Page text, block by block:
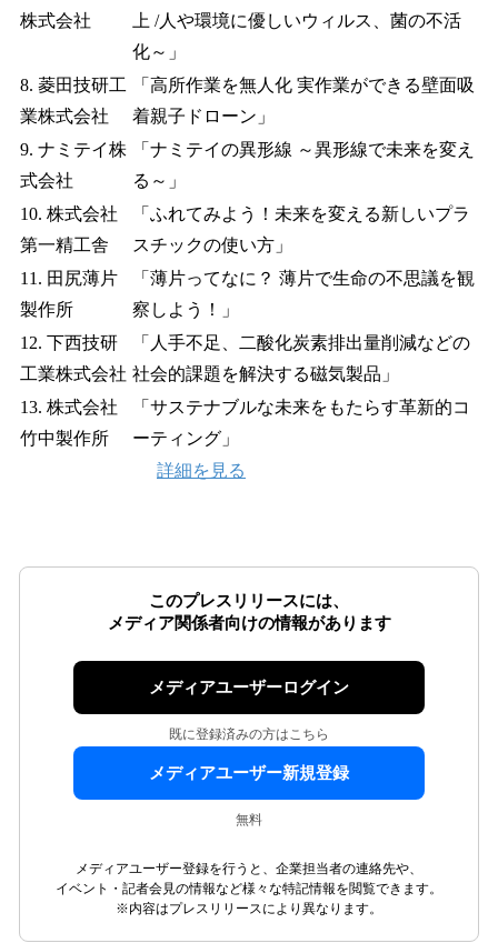
株式会社
上 /人や環境に優しいウィルス、菌の不活
化～」
8. 菱田技研工
業株式会社
「高所作業を無人化 実作業ができる壁面吸
着親子ドローン」
9. ナミテイ株
式会社
「ナミテイの異形線 ～異形線で未来を変え
る～」
10. 株式会社
第一精工舎
「ふれてみよう！未来を変える新しいプラ
スチックの使い方」
11. 田尻薄片
製作所
「薄片ってなに？ 薄片で生命の不思議を観
察しよう！」
12. 下西技研
工業株式会社
「人手不足、二酸化炭素排出量削減などの
社会的課題を解決する磁気製品」
13. 株式会社
竹中製作所
「サステナブルな未来をもたらす革新的コ
ーティング」
詳細を見る
このプレスリリースには、
メディア関係者向けの情報があります
メディアユーザーログイン
既に登録済みの方はこちら
メディアユーザー新規登録
無料
メディアユーザー登録を行うと、企業担当者の連絡先や、
イベント・記者会見の情報など様々な特記情報を閲覧できます。
※内容はプレスリリースにより異なります。